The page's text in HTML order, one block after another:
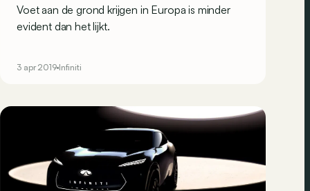
Voet aan de grond krijgen in Europa is minder
evident dan het lijkt.
3 apr 2019 Infiniti